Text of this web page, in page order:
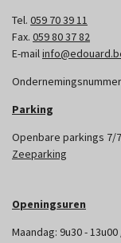
Tel. 059 70 39 11
Fax. 059 80 37 82
E-mail
Parking
Openbare parkings 7/
Zeeparking
Openingsuren
Maandag: 9u30 -